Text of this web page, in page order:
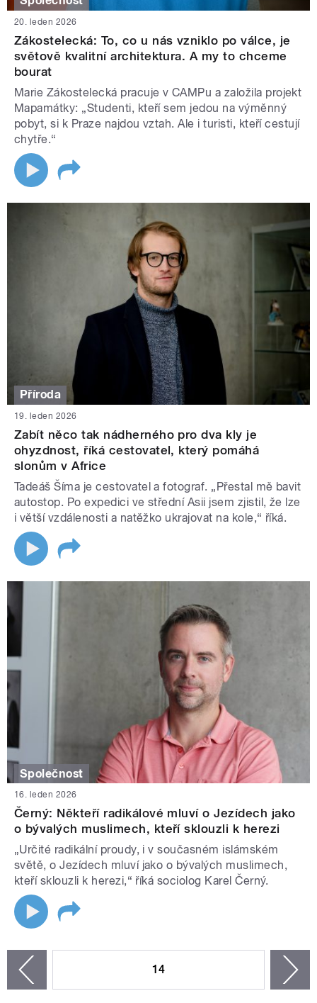
20. leden 2026
Zákostelecká: To, co u nás vzniklo po válce, je
světově kvalitní architektura. A my to chceme
bourat
Marie Zákostelecká pracuje v CAMPu a založila projekt
Mapamátky: „Studenti, kteří sem jedou na výměnný
pobyt, si k Praze najdou vztah. Ale i turisti, kteří cestují
chytře.“
Příroda
19. leden 2026
Zabít něco tak nádherného pro dva kly je
ohyzdnost, říká cestovatel, který pomáhá
slonům v Africe
Tadeáš Šíma je cestovatel a fotograf. „Přestal mě bavit
autostop. Po expedici ve střední Asii jsem zjistil, že lze
i větší vzdálenosti a natěžko ukrajovat na kole,“ říká.
Společnost
16. leden 2026
Černý: Někteří radikálové mluví o Jezídech jako
o bývalých muslimech, kteří sklouzli k herezi
„Určité radikální proudy, i v současném islámském
světě, o Jezídech mluví jako o bývalých muslimech,
kteří sklouzli k herezi,“ říká sociolog Karel Černý.
14